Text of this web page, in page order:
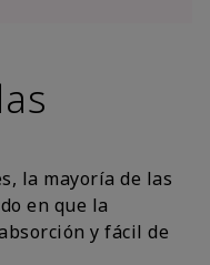
la mayoría de las
en que la
y fácil de